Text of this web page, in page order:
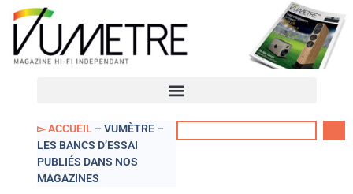
▻ ACCUEIL – VUMÈTRE –
LES BANCS D’ESSAI
PUBLIÉS DANS NOS
MAGAZINES